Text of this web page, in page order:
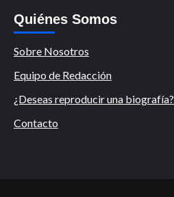
Quiénes Somos
Sobre Nosotros
Equipo de Redacción
¿Deseas reproducir una biografía?
Contacto